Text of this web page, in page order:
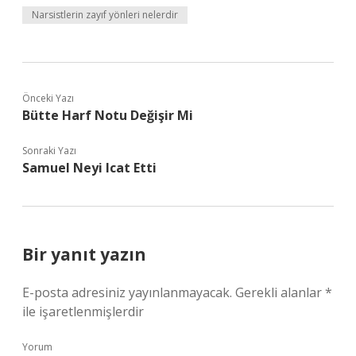
Narsistlerin zayıf yönleri nelerdir
Önceki Yazı
Bütte Harf Notu Değişir Mi
Sonraki Yazı
Samuel Neyi Icat Etti
Bir yanıt yazın
E-posta adresiniz yayınlanmayacak. Gerekli alanlar*
ile işaretlenmişlerdir
Yorum